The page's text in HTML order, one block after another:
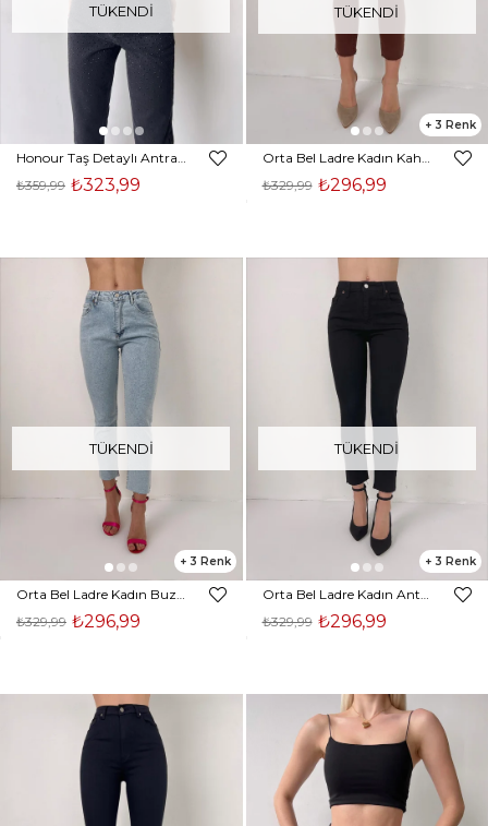
TÜKENDI
₺323,99
₺359,99
TÜKENDI
3
₺296,99
₺329,99
TÜKENDI
3
₺296,99
₺329,99
TÜKENDI
3
₺296,99
₺329,99